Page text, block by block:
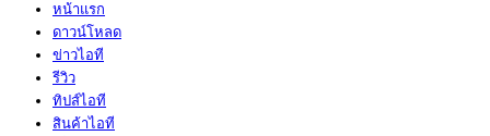
หน้าแรก
ดาวน์โหลด
ข่าวไอที
รีวิว
ทิปส์ไอที
สินค้าไอที